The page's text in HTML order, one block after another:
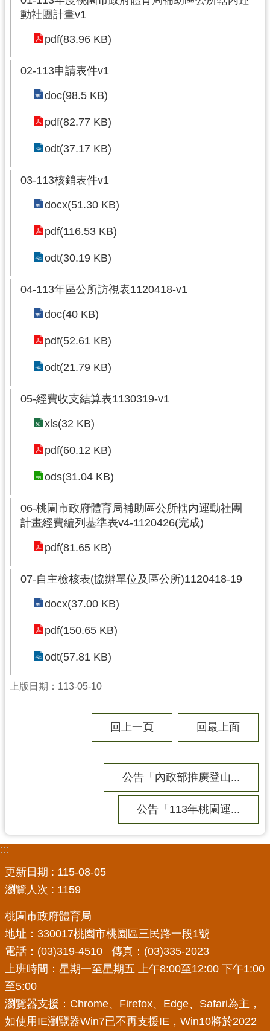
動社團計畫v1
pdf(83.96 KB)
02-113申請表件v1
doc(98.5 KB)
pdf(82.77 KB)
odt(37.17 KB)
03-113核銷表件v1
docx(51.30 KB)
pdf(116.53 KB)
odt(30.19 KB)
04-113年區公所訪視表1120418-v1
doc(40 KB)
pdf(52.61 KB)
odt(21.79 KB)
05-經費收支結算表1130319-v1
xls(32 KB)
pdf(60.12 KB)
ods(31.04 KB)
06-桃園市政府體育局補助區公所轄内運動社團
計畫經費編列基準表v4-1120426(完成)
pdf(81.65 KB)
07-自主檢核表(協辦單位及區公所)1120418-19
docx(37.00 KB)
pdf(150.65 KB)
odt(57.81 KB)
上版日期：113-05-10
回上一頁 回最上面
公告「內政部推廣登山...
公告「113年桃園運...
:::
更新日期
115-08-05
瀏覽人次
1159
桃園市政府體育局
地址：330017桃園市桃園區三民路一段1號
電話：(03)319-4510 傳真：(03)335-2023
上班時間：星期一至星期五 上午8:00至12:00 下午1:00
至5:00
瀏覽器支援：Chrome、Firefox、Edge、Safari為主，
如使用IE瀏覽器Win7已不再支援IE，Win10將於2022